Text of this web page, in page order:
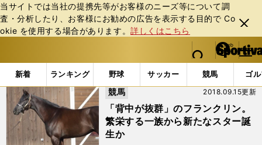
当サイトでは当社の提携先等がお客様のニーズ等について調
査・分析したり、お客様にお勧めの広告を表⽰する⽬的で Co
okie を使⽤する場合があります。詳しくはこちら
閉じ
る
web Sportiva (webスポルティーバ)
検索
マイペ
ー
ジ
メニュ
新着 ランキング 野球 サッカー 競馬 ゴ
b
ス
ポ
ル
テ
ィ
「#フランツ」の最新ニュース・ 情報
「背中が抜群」のフランクリン。
繁栄する一族から新たなスター誕
生か
2018.09.15更新
競馬